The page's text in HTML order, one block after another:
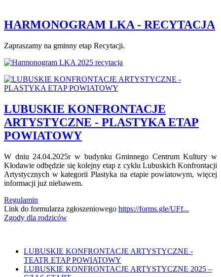
HARMONOGRAM LKA - RECYTACJA
Zapraszamy na gminny etap Recytacji.
LUBUSKIE KONFRONTACJE
ARTYSTYCZNE - PLASTYKA ETAP
POWIATOWY
W dniu 24.04.2025r w budynku Gminnego Centrum Kultury w
Kłodawie odbędzie się kolejny etap z cyklu Lubuskich Konfrontacji
Artystycznych w kategorii Plastyka na etapie powiatowym, więcej
informacji już niebawem.
Regulamin
Link do formularza zgłoszeniowego https://forms.gle/UFf...
Zgody dla rodziców
LUBUSKIE KONFRONTACJE ARTYSTYCZNE -
TEATR ETAP POWIATOWY
LUBUSKIE KONFRONTACJE ARTYSTYCZNE 2025 –